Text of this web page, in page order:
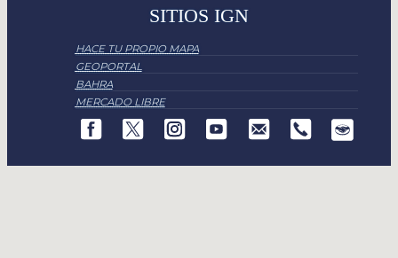
SITIOS IGN
HACE TU PROPIO MAPA
GEOPORTAL
BAHRA
MERCADO LIBRE